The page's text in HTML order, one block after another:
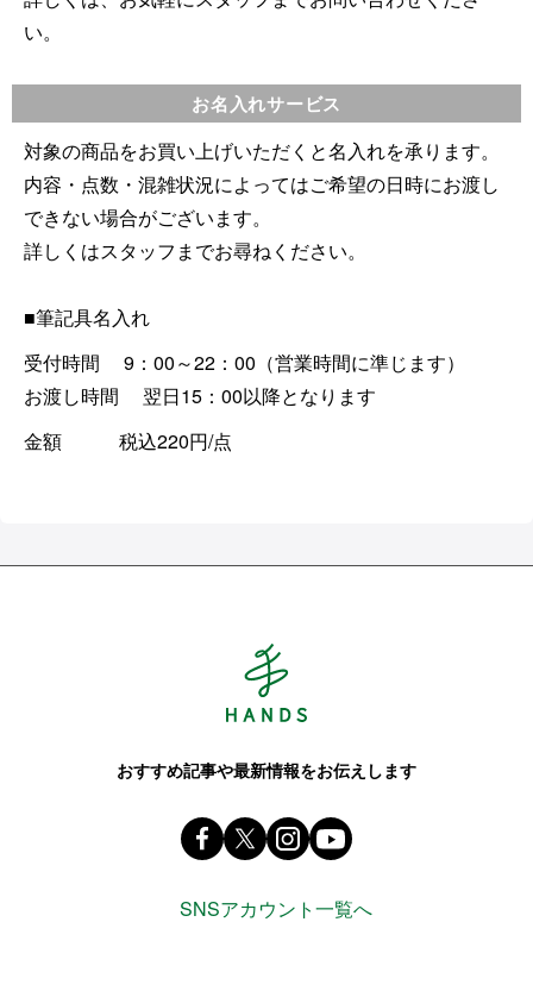
い。
お名入れサービス
対象の商品をお買い上げいただくと名入れを承ります。
内容・点数・混雑状況によってはご希望の日時にお渡し
できない場合がございます。
詳しくはスタッフまでお尋ねください。
■筆記具名入れ
受付時間 9：00～22 ：00（営業時間に準じます）
お渡し時間 翌日15：00以降となります
金額 税込220円/点
おすすめ記事や最新情報をお伝えします
Facebook ハンズ公式ファンページ
X(旧 twitter) @Hands_official_
instagram
SNSアカウント一覧へ